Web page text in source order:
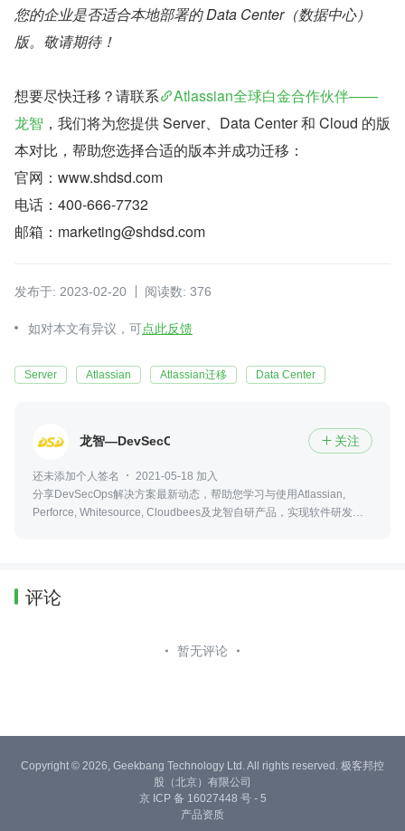
您的企业是否适合本地部署的 Data Center（数据中心）
版。敬请期待！
想要尽快迁移？请联系
Atlassian全球白金合作伙伴——
龙智 ，我们将为您提供 Server、Data Center 和 Cloud 的版
本对比，帮助您选择合适的版本并成功迁移：
官网：www.shdsd.com
电话：400-666-7732
邮箱：marketing@shdsd.com
发布于: 2023-02-20 阅读数: 376
如对本文有异议，可点此反馈
Server Atlassian Atlassian迁移 Data Center
 关注
还未添加个人签名
2021-05-18 加入
分享DevSecOps解决方案最新动态，帮助您学习与使用Atlassian,
Perforce, Whitesource, Cloudbees及龙智自研产品，实现软件研发的
评论
暂无评论
Copyright © 2026, Geekbang Technology Ltd. All rights reserved. 极客邦控
股（北京）有限公司
京 ICP 备 16027448 号 - 5
产品资质